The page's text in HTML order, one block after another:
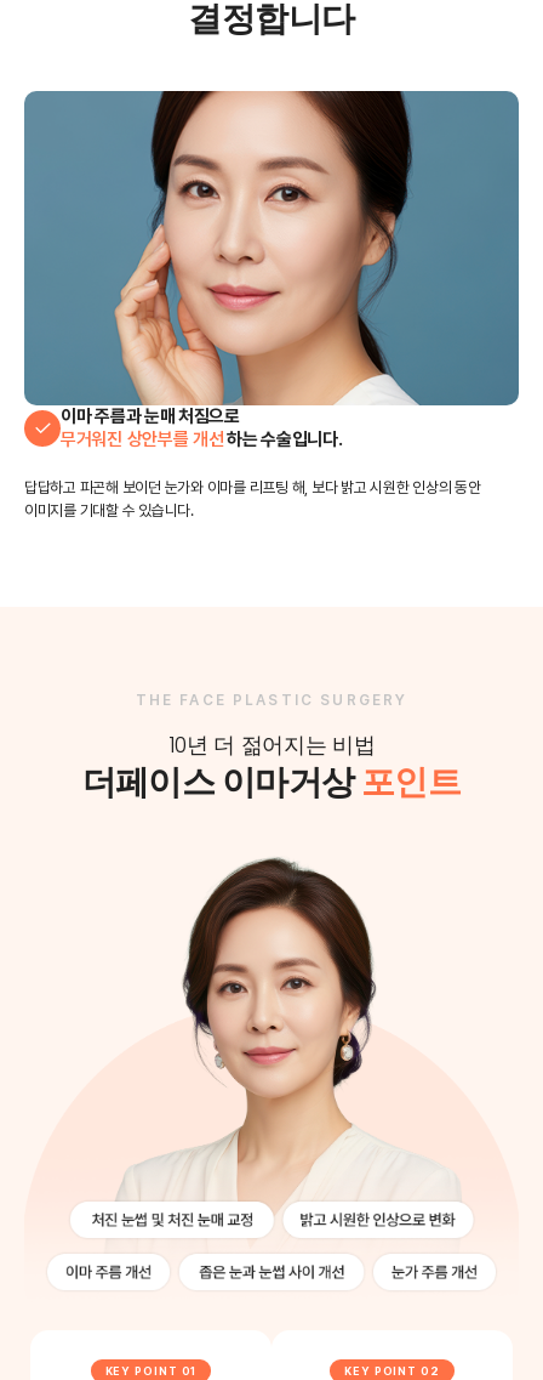
결정합니다
이마 주름과 눈매 처짐으로
무거워진 상안부를 개선하는 수술입니다.
답답하고 피곤해 보이던 눈가와 이마를 리프팅 해, 보다 밝고 시원한 인상의 동안
이미지를 기대할 수 있습니다.
THE FACE PLASTIC SURGERY
10년 더 젊어지는 비법
더페이스 이마거상포인트
KEY POINT 01 KEY POINT 02